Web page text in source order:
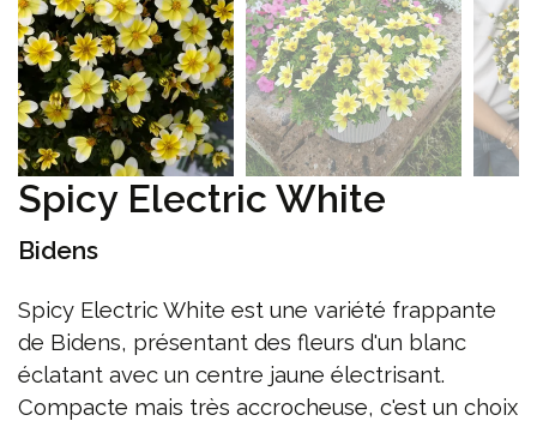
Spicy Electric White
Bidens
Spicy Electric White est une variété frappante
de Bidens, présentant des fleurs d'un blanc
éclatant avec un centre jaune électrisant.
Compacte mais très accrocheuse, c'est un choix